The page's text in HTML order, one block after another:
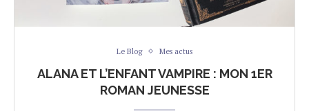
Le Blog Mes actus
ALANA ET L’ENFANT VAMPIRE : MON 1ER
ROMAN JEUNESSE